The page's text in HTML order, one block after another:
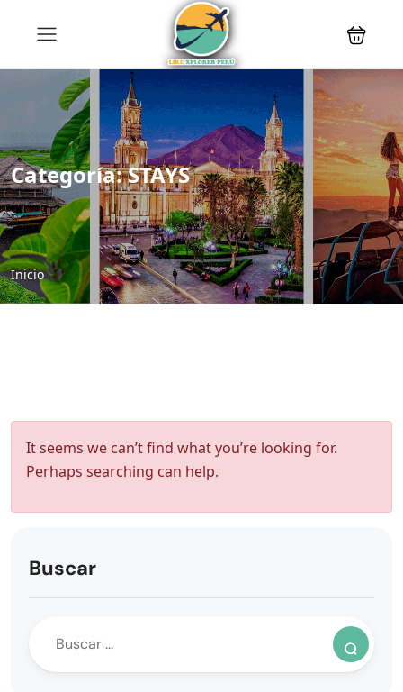
Categoría:STAYS
Inicio
It seems we can’t find what you’re looking for.
Perhaps searching can help.
Buscar